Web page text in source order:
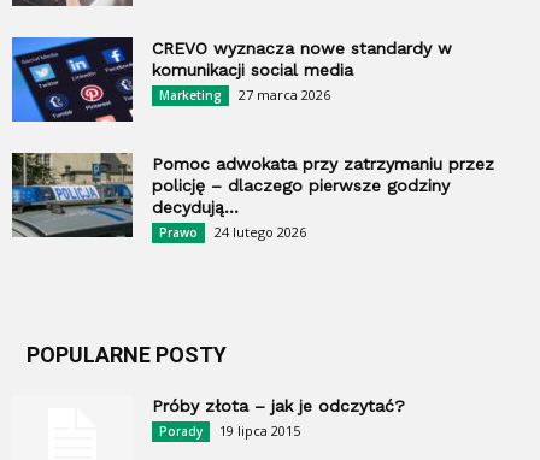
CREVO wyznacza nowe standardy w
komunikacji social media
Marketing 27 marca 2026
Pomoc adwokata przy zatrzymaniu przez
policję – dlaczego pierwsze godziny
decydują...
Prawo 24 lutego 2026
POPULARNE POSTY
Próby złota – jak je odczytać?
Porady 19 lipca 2015